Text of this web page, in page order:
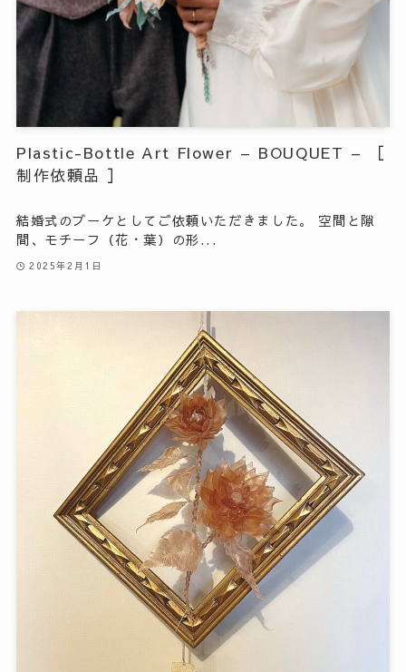
Plastic-Bottle Art Flower – BOUQUET – ［
制作依頼品 ］
結婚式のブーケとしてご依頼いただきました。 空間と隙
間、モチーフ（花・葉）の形...
2025年2月1日